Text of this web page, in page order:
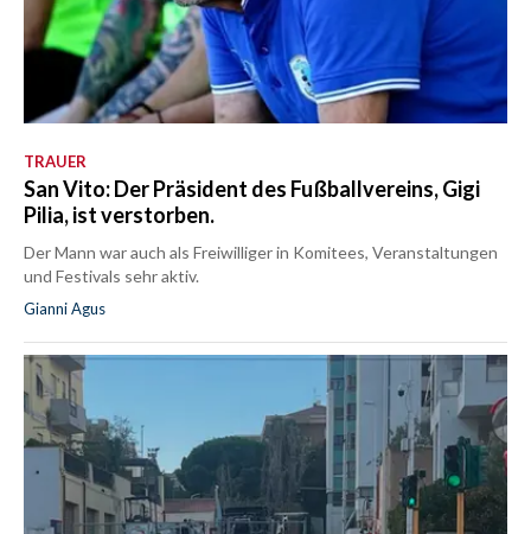
TRAUER
San Vito: Der Präsident des Fußballvereins, Gigi
Pilia, ist verstorben.
Der Mann war auch als Freiwilliger in Komitees, Veranstaltungen
und Festivals sehr aktiv.
Gianni Agus